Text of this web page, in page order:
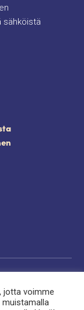
sähköistä
jotta voimme
muistamalla